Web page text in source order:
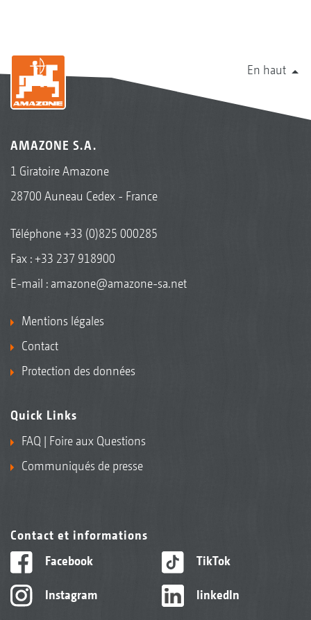
En haut
AMAZONE S.A.
1 Giratoire Amazone
28700 Auneau Cedex - France
Téléphone+33 (0)825 000285
Fax : +33 237 918900
E-mail : amazone@amazone-sa.net
Mentions légales
Contact
Protection des données
Quick Links
FAQ | Foire aux Questions
Communiqués de presse
Contact et informations
Facebook
Instagram
TikTok
linkedIn